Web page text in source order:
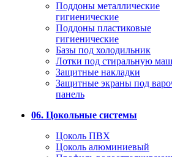
Поддоны металлические
гигиенические
Поддоны пластиковые
гигиенические
Базы под холодильник
Лотки под стиральную
Защитные накладки
Защитные экраны под
панель
06. Цокольные системы
Цоколь ПВХ
Цоколь алюминиевый